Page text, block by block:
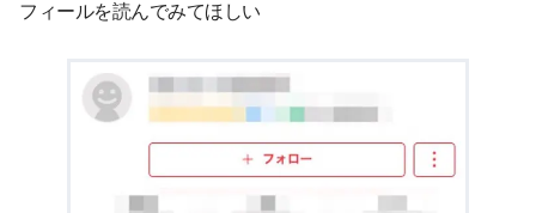
フィールを読んでみてほしい